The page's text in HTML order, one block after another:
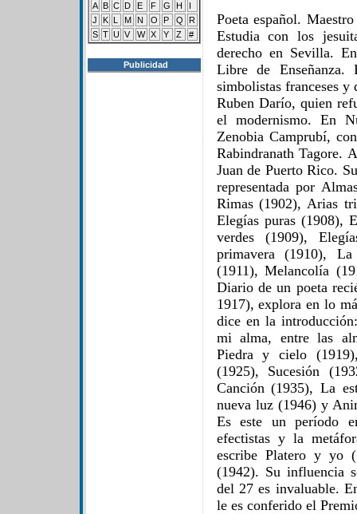
A B C D E F G H
I
J
K L M N O P Q
R
S T U V W X Y Z #
Publicidad
Poeta español.
Estudia con los
derecho en Sevilla.
Libre de
simbolistas franceses y
Ruben Darío, quien
el modernismo. En
Zenobia Camprubí,
Rabindranath Tagore.
Juan de Puerto Rico.
representada por
Rimas (1902), Arias
Elegías puras (1908),
verdes (1909),
primavera (1910), La
(1911), Melancolía
Diario de un poeta
1917), explora en lo
dice en la
mi alma, entre las
Piedra y cielo
(1925), Sucesión
Canción (1935), La
nueva luz (1946) y
Es este un período
efectistas y la
escribe Platero y yo
(1942). Su influencia
del 27 es invaluable.
le es conferido el